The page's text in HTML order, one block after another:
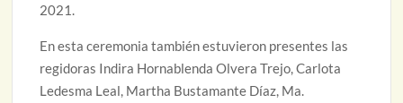
2021.
En esta ceremonia también estuvieron presentes las
regidoras Indira Hornablenda Olvera Trejo, Carlota
Ledesma Leal, Martha Bustamante Díaz, Ma.